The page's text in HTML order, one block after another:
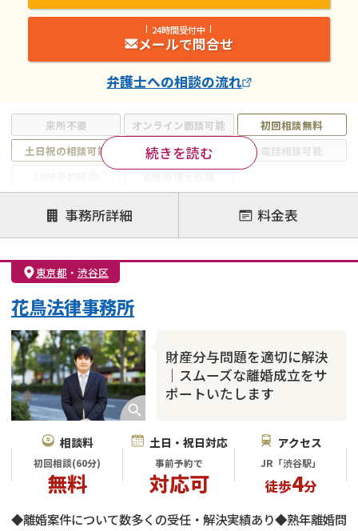
来所不要 オンライン面談可能
初回相談無料
土日祝の相談可能
19時以降電話可能
電話相談可能
注力案件
離婚前相談
離婚調停
離婚裁判
親権・面会交流権
DV
モラハラ
不貞・不倫慰謝料請求
財産分与
続きを読む
24時間受付中
メールで問合せ
弁護士への相談の流れ
事務所詳細 料金表
東京都 ・ 渋谷区
財産分与問題を適切に解決
｜スムーズな離婚成立をサ
ポートいたします
花鳥法律事務所
相談料
初回相談(60分)
無料
土日・祝日対応
事前予約で
対応可
アクセス
JR「渋谷駅」
徒歩4分
◆離婚案件について数多くの受任・解決実績あり◆熟年離婚問